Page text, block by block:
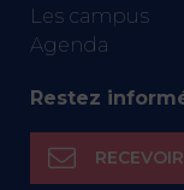
Les campus
Agenda
Restez